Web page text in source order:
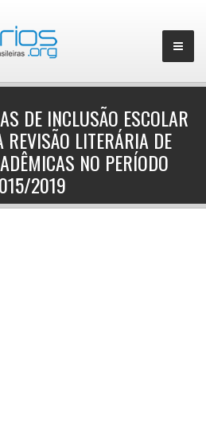
DE INCLUSÃO ESCOLAR
LITERÁRIA DE
NO PERÍODO
2019